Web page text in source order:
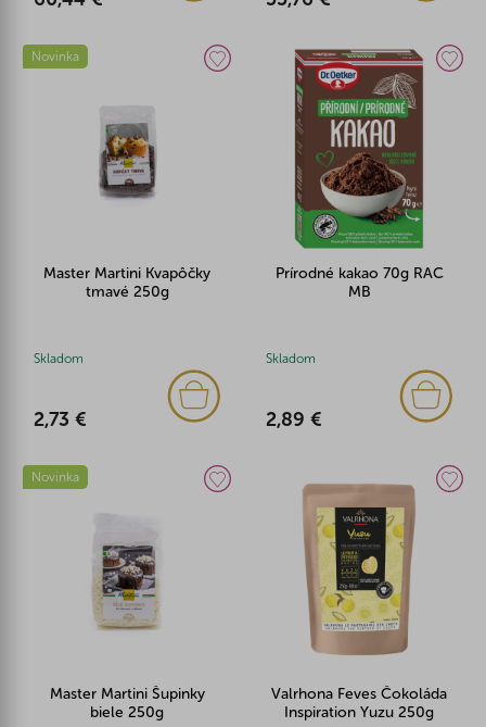
Novinka
Master Martini Kvapôčky
tmavé 250g
Skladom
2,73 €
Prírodné kakao 70g RAC
MB
Skladom
2,89 €
Novinka
Master Martini Šupinky
biele 250g
Valrhona Feves Čokoláda
Inspiration Yuzu 250g